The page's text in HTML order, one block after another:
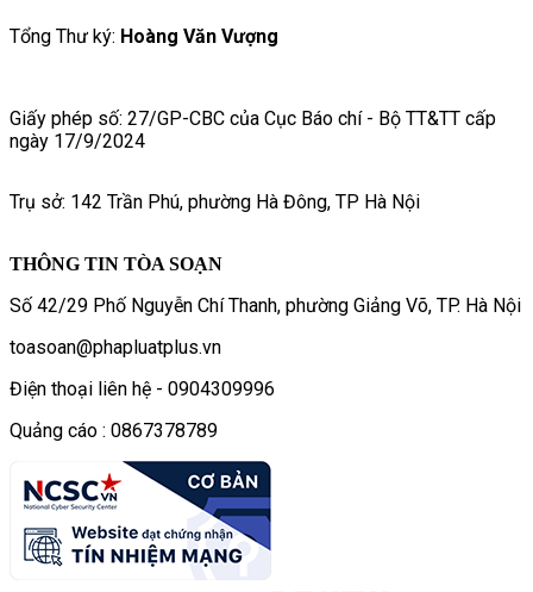
Tổng Thư ký: Hoàng Văn Vượng
Giấy phép số: 27/GP-CBC của Cục Báo chí - Bộ TT&TT cấp
ngày 17/9/2024
Trụ sở: 142 Trần Phú, phường Hà Đông, TP Hà Nội
THÔNG TIN TÒA SOẠN
Số 42/29 Phố Nguyễn Chí Thanh, phường Giảng Võ, TP. Hà Nội
toasoan@phapluatplus.vn
Điện thoại liên hệ - 0904309996
Quảng cáo : 0867378789